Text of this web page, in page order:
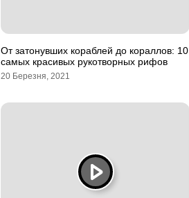
От затонувших кораблей до кораллов: 10
самых красивых рукотворных рифов
20 Березня, 2021